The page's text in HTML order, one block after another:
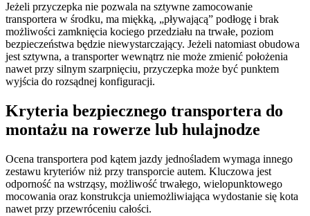
Jeżeli przyczepka nie pozwala na sztywne zamocowanie
transportera w środku, ma miękką, „pływającą” podłogę i brak
możliwości zamknięcia kociego przedziału na trwałe, poziom
bezpieczeństwa będzie niewystarczający. Jeżeli natomiast obudowa
jest sztywna, a transporter wewnątrz nie może zmienić położenia
nawet przy silnym szarpnięciu, przyczepka może być punktem
wyjścia do rozsądnej konfiguracji.
Kryteria bezpiecznego transportera do
montażu na rowerze lub hulajnodze
Ocena transportera pod kątem jazdy jednośladem wymaga innego
zestawu kryteriów niż przy transporcie autem. Kluczowa jest
odporność na wstrząsy, możliwość trwałego, wielopunktowego
mocowania oraz konstrukcja uniemożliwiająca wydostanie się kota
nawet przy przewróceniu całości.